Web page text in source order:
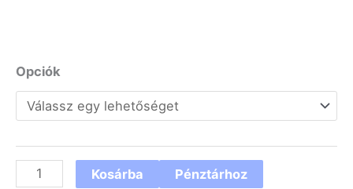
Opciók
Kosárba Pénztárhoz